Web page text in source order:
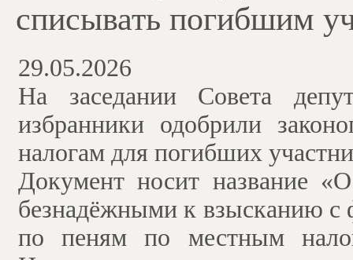
списывать погибшим
29.05.2026
На заседании Совета
избранники одобрили
налогам для погибших
Документ носит название
безнадёжными к взысканию с
по пеням по местным